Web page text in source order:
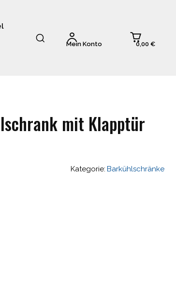
Mein Konto 0,00 €
mit Klapptür
Kategorie: Barkühlschränke